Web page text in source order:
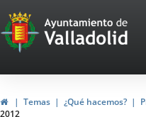
Portal
Web
del
HomeTemas ¿Qué hacemos?
2012